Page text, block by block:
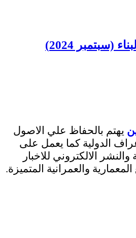
(سبتمبر 2024)
يهتم بالحفاظ علي الاصول
الدولية كما يعمل على
الالكتروني للاخبار
والعمرانية المتميزة.